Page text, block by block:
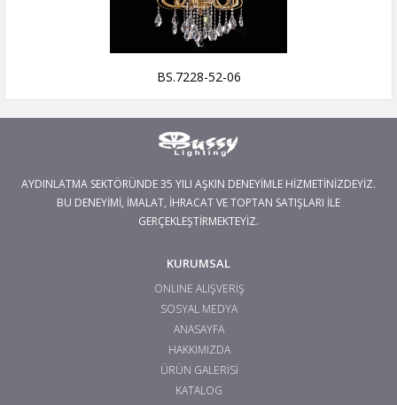
BS.7228-52-06
AYDINLATMA SEKTÖRÜNDE 35 YILI AŞKIN DENEYİMLE HİZMETİNİZDEYİZ.
BU DENEYİMİ, İMALAT, İHRACAT VE TOPTAN SATIŞLARI İLE
GERÇEKLEŞTİRMEKTEYİZ.
KURUMSAL
ONLINE ALIŞVERİŞ
SOSYAL MEDYA
ANASAYFA
HAKKIMIZDA
ÜRÜN GALERİSİ
KATALOG